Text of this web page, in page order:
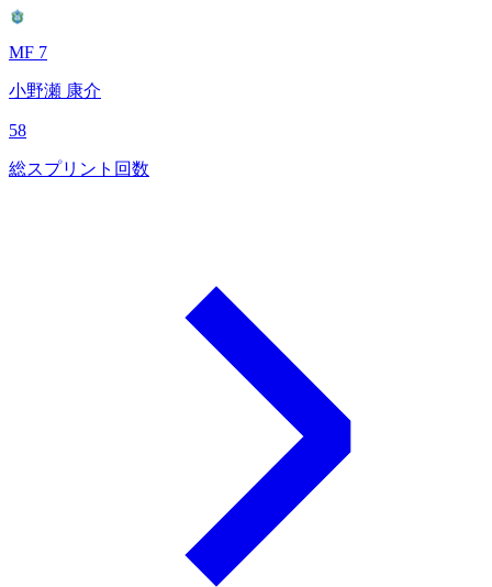
MF 7
小野瀬 康介
58
総スプリント回数